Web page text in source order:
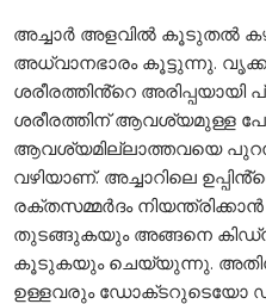
അച്ചാർ അളവിൽ കൂടുതൽ
അധ്വാനഭാരം കൂട്ടുന്നു.
ശരീരത്തിൻ്റെ
ശരീരത്തിന് ആവശ്യമുള്ള
ആവശ്യമില്ലാത്തവയെ
വഴിയാണ്. അച്ചാറിലെ
രക്തസമ്മർദം
തുടങ്ങുകയും അങ്ങനെ
കൂടുകയും ചെയ്യുന്നു.
ഉള്ളവരും ഡോക്‌ടറുടെയോ